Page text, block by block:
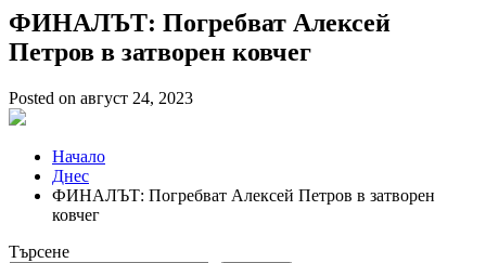
ФИНАЛЪТ: Погребват Алексей
Петров в затворен ковчег
Posted on август 24, 2023
Начало
Днес
ФИНАЛЪТ: Погребват Алексей Петров в затворен
ковчег
Търсене